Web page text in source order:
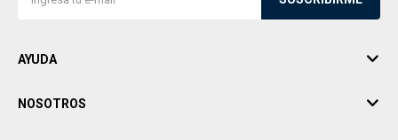
AYUDA
NOSOTROS